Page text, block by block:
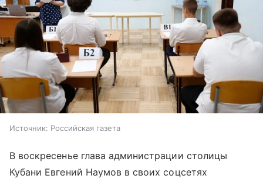
Источник: Российская газета
В воскресенье глава администрации столицы
Кубани Евгений Наумов в своих соцсетях